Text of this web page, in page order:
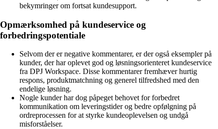
bekymringer om fortsat kundesupport.
Opmærksomhed på kundeservice og
forbedringspotentiale
Selvom der er negative kommentarer, er der også eksempler på
kunder, der har oplevet god og løsningsorienteret kundeservice
fra DPJ Workspace. Disse kommentarer fremhæver hurtig
respons, produktmatchning og generel tilfredshed med den
endelige løsning.
Nogle kunder har dog påpeget behovet for forbedret
kommunikation om leveringstider og bedre opfølgning på
ordreprocessen for at styrke kundeoplevelsen og undgå
misforståelser.